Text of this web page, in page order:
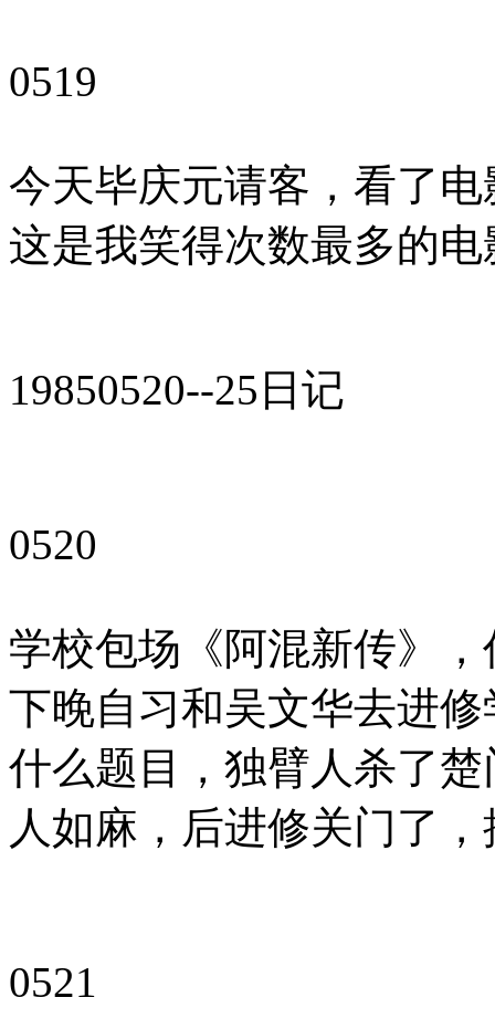
0519
今天毕庆元请客，看了
这是我笑得次数最多的电
19850520--25日记
0520
学校包场《阿混新传》
下晚自习和吴文华去进
什么题目，独臂人杀了
人如麻，后进修关门了
0521